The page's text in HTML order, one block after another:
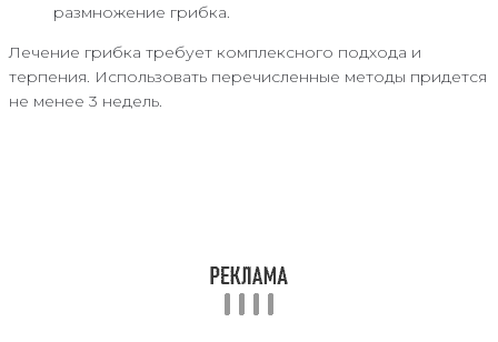
размножение грибка.
Лечение грибка требует комплексного подхода и
терпения. Использовать перечисленные методы придется
не менее 3 недель.